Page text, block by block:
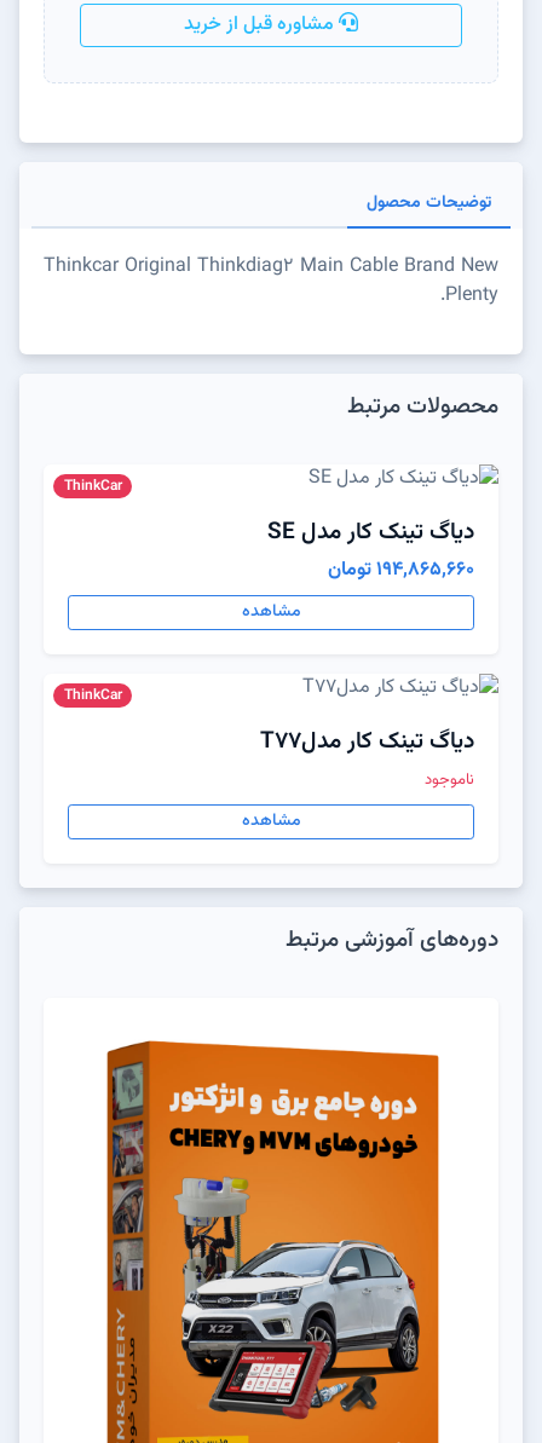
مشاوره قبل از خرید
توضیحات محصول
Thinkcar Original Thinkdiag2 Main Cable Brand New
Plenty.
محصولات مرتبط
ThinkCar
دیاگ تینک کار مدل SE
194,865,660 تومان
مشاهده
ThinkCar
دیاگ تینک کار مدلT77
ناموجود
مشاهده
دوره‌های آموزشی مرتبط